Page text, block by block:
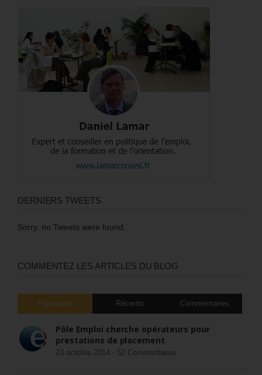
DERNIERS TWEETS
Sorry, no Tweets were found.
COMMENTEZ LES ARTICLES DU BLOG
Populaires Récents Commentaires
Pôle Emploi cherche opérateurs pour
prestations de placement
23 octobre 2014 - 52 Commentaires